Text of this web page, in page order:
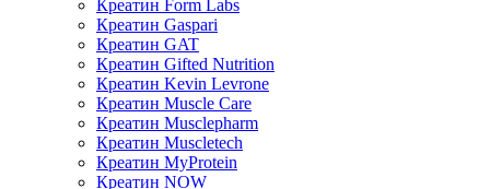
Креатин Form Labs
Креатин Gaspari
Креатин GAT
Креатин Gifted Nutrition
Креатин Kevin Levrone
Креатин Muscle Care
Креатин Musclepharm
Креатин Muscletech
Креатин MyProtein
Креатин NOW